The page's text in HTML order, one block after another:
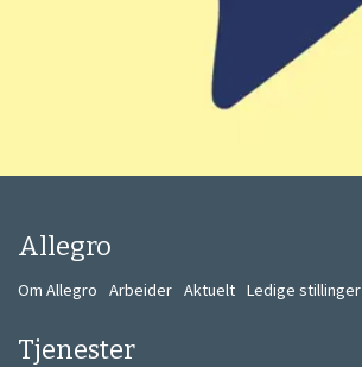
Allegro
Om Allegro Arbeider Aktuelt Ledige stillinger
Tjenester